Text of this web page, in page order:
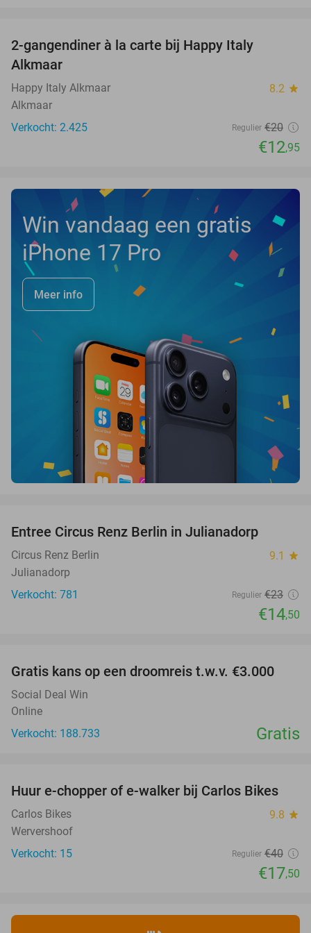
2-gangendiner à la carte bij Happy Italy
Alkmaar
Happy Italy Alkmaar 8.2 star
Alkmaar
Verkocht: 2.425
Regulier €20
€12,95
Win vandaag een gratis
iPhone 17 Pro
Meer info
Entree Circus Renz Berlin in Julianadorp
Circus Renz Berlin 9.1 star
Julianadorp
Verkocht: 781
Regulier €23
€14,50
Gratis kans op een droomreis t.w.v. €3.000
Social Deal Win
Online
Verkocht: 188.733
Gratis
56%
TODAY
Huur e-chopper of e-walker bij Carlos Bikes
Carlos Bikes 9.8 star
Wervershoof
Verkocht: 15
Regulier €40
€17,50